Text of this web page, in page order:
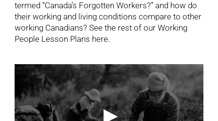
termed “Canada’s Forgotten Workers?” and how do
their working and living conditions compare to other
working Canadians? See the rest of our Working
People Lesson Plans here.